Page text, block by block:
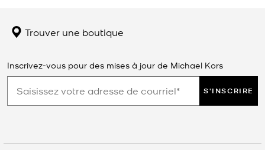
Trouver une boutique
Inscrivez-vous pour des mises à jour de Michael Kors
S'INSCRIRE